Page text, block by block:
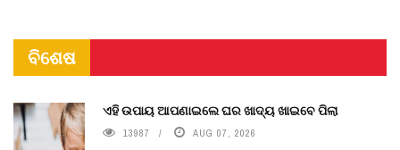
ବିଶେଷ
ଏହି ଉପାୟ ଆପଣାଇଲେ ଘର ଖାଦ୍ୟ ଖାଇବେ ପିଲା
13987 AUG 07, 2026